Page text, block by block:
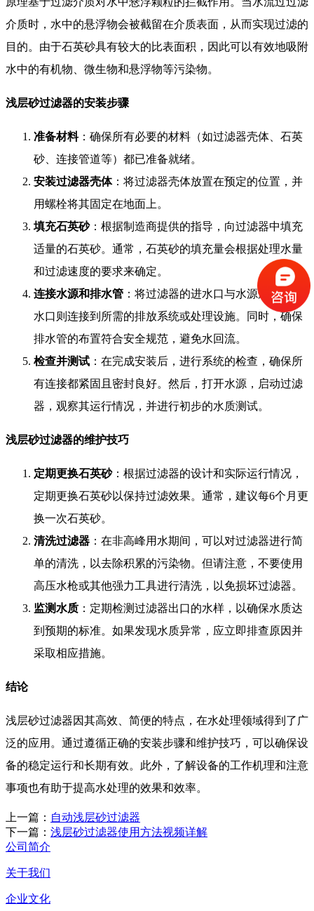
介质时，水中的悬浮物会被截留在介质表面，从而实现过滤的
目的。由于石英砂具有较大的比表面积，因此可以有效地吸附
水中的有机物、微生物和悬浮物等污染物。
浅层砂过滤器的安装步骤
准备材料：确保所有必要的材料（如过滤器壳体、石英
砂、连接管道等）都已准备就绪。
安装过滤器壳体：将过滤器壳体放置在预定的位置，并
用螺栓将其固定在地面上。
填充石英砂：根据制造商提供的指导，向过滤器中填充
适量的石英砂。通常，石英砂的填充量会根据处理水量
和过滤速度的要求来确定。
连接水源和排水管 ：将过滤器的进水口与水源连接，出
水口则连接到所需的排放系统或处理设施。同时，确保
排水管的布置符合安全规范，避免水回流。
检查并测试 ：在完成安装后，进行系统的检查，确保所
有连接都紧固且密封良好。然后，打开水源，启动过滤
器，观察其运行情况，并进行初步的水质测试。
浅层砂过滤器的维护技巧
定期更换石英砂：根据过滤器的设计和实际运行情况，
定期更换石英砂以保持过滤效果。通常，建议每6个月更
换一次石英砂。
清洗过滤器 ：在非高峰用水期间，可以对过滤器进行简
单的清洗，以去除积累的污染物。但请注意，不要使用
高压水枪或其他强力工具进行清洗，以免损坏过滤器。
监测水质 ：定期检测过滤器出口的水样，以确保水质达
到预期的标准。如果发现水质异常，应立即排查原因并
采取相应措施。
结论
浅层砂过滤器因其高效、简便的特点，在水处理领域得到了广
泛的应用。通过遵循正确的安装步骤和维护技巧，可以确保设
备的稳定运行和长期有效。此外，了解设备的工作机理和注意
事项也有助于提高水处理的效果和效率。
上一篇： 自动浅层砂过滤器
下一篇： 浅层砂过滤器使用方法视频详解
公司简介
关于我们
企业文化